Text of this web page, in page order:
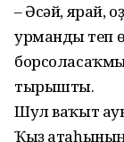
– Әсәй, ярай,
урманды үтеп
тырышты.
Шул ваҡыт
Ҡыҙ